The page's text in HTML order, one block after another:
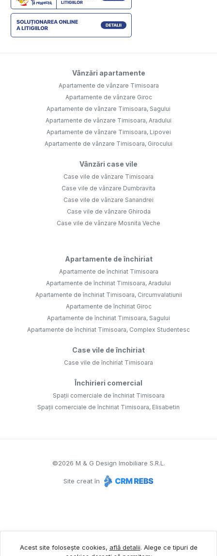
Vânzări apartamente
Apartamente de vânzare Timisoara
Apartamente de vânzare Giroc
Apartamente de vânzare Timisoara, Sagului
Apartamente de vânzare Timisoara, Aradului
Apartamente de vânzare Timisoara, Lipovei
Apartamente de vânzare Timisoara, Girocului
Vânzări case vile
Case vile de vânzare Timisoara
Case vile de vânzare Dumbravita
Case vile de vânzare Sanandrei
Case vile de vânzare Ghiroda
Case vile de vânzare Mosnita Veche
Apartamente de închiriat
Apartamente de închiriat Timisoara
Apartamente de închiriat Timisoara, Aradului
Apartamente de închiriat Timisoara, Circumvalatiunii
Apartamente de închiriat Giroc
Apartamente de închiriat Timisoara, Sagului
Apartamente de închiriat Timisoara, Complex Studentesc
Case vile de închiriat
Case vile de închiriat Timisoara
Închirieri comercial
Spații comerciale de închiriat Timisoara
Spații comerciale de închiriat Timisoara, Elisabetin
©2026 M & G Design Imobiliare S.R.L.
Site creat în
Acest site folosește cookies, află detalii. Alege ce tipuri de